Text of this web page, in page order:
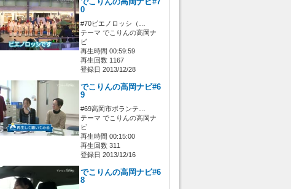
でこりんの高岡ナビ#7
0
#70ビエノロッシ（…
テーマ でこりんの高岡ナ
ビ
再生時間 00:59:59
再生回数 1167
登録日 2013/12/28
でこりんの高岡ナビ#6
9
#69高岡市ボランテ…
テーマ でこりんの高岡ナ
ビ
再生時間 00:15:00
再生回数 311
登録日 2013/12/16
でこりんの高岡ナビ#6
8